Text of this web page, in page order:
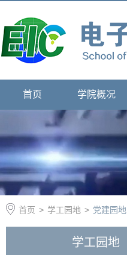
首页 学院概况
首页 > 学工园地 > 党建园地
学工园地